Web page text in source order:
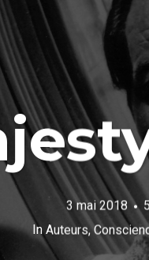
3 mai 2018
InAuteurs,